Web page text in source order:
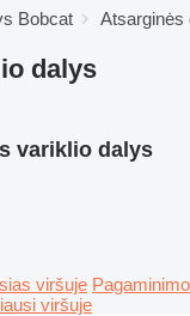
Bobcat Atsarginės
dalys
variklio dalys
viršuje Pagaminimo
viršuje